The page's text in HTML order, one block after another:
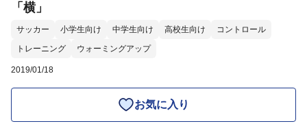
「横」
サッカー 小学生向け 中学生向け 高校生向け
コントロール
トレーニング
ウォーミングアップ
2019/01/18
お気に入り